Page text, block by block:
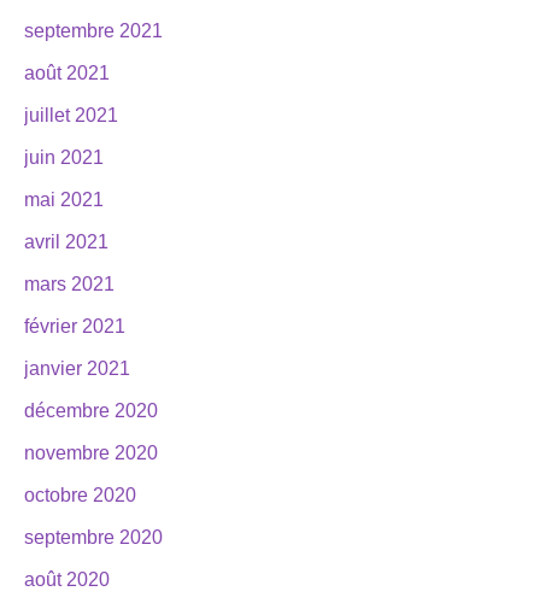
septembre 2021
août 2021
juillet 2021
juin 2021
mai 2021
avril 2021
mars 2021
février 2021
janvier 2021
décembre 2020
novembre 2020
octobre 2020
septembre 2020
août 2020